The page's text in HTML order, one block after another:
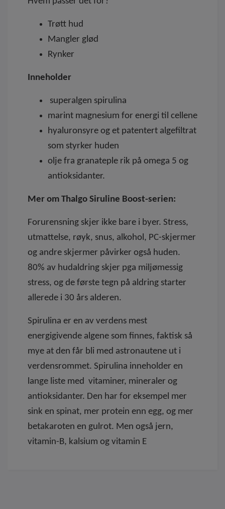
Trøtt hud
Mangler glød
Rynker
Inneholder
superalgen spirulina
marint magnesium for energi til cellene
hyaluronsyre og et patentert algefiltrat
som styrker huden
olje fra granateple rik på omega 5 og
antioksidanter.
Mer om Thalgo Siruline Boost-serien:
Forurensning skjer ikke bare i byer. Stress,
utmattelse, røyk, snus, alkohol, PC-skjermer
og andre skjermer påvirker også huden.
80% av hudaldring skjer pga miljømessig
stress, og de første tegn på aldring starter
allerede i 30 års alderen.
Spirulina er en av verdens mest
energigivende algene som finnes, faktisk så
mye at den får bli med astronautene ut i
verdensrommet. Spirulina inneholder en
lange liste med vitaminer, mineraler og
antioksidanter. Den har for eksempel mer
sink en spinat, mer protein enn egg, og mer
betakaroten en gulrot. Men også jern,
vitamin-B, kalsium og vitamin E